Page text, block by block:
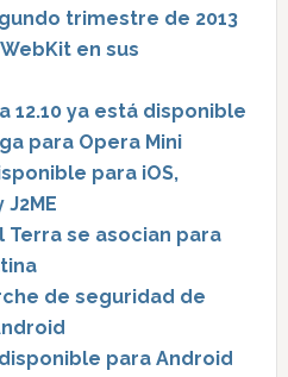
trimestre de 2013
en sus
12.10 ya está disponible
para Opera Mini
para iOS,
Terra se asocian para
de seguridad de
para Android